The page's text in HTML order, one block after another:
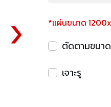
*แผ่นขนาด
ตัดตามขนา
เจาะรู